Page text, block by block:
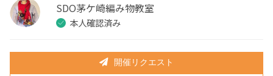
SDO茅ケ崎編み物教室
本人確認済み
開催リクエスト